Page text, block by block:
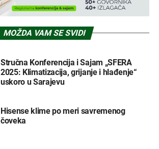
MOŽDA VAM SE SVIDI
Stručna Konferencija i Sajam „SFERA
2025: Klimatizacija, grijanje i hlađenje“
uskoro u Sarajevu
Hisense klime po meri savremenog
čoveka